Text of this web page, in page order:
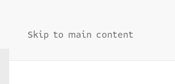
Skip to main content